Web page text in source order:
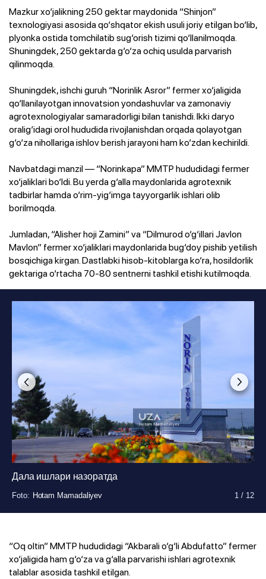
Mazkur xo‘jalikning 250 gektar maydonida “Shinjon”
texnologiyasi asosida qo‘shqator ekish usuli joriy etilgan bo‘lib,
plyonka ostida tomchilatib sug‘orish tizimi qo‘llanilmoqda.
Shuningdek, 250 gektarda g‘o‘za ochiq usulda parvarish
qilinmoqda.
Shuningdek, ishchi guruh “Norinlik Asror” fermer xo‘jaligida
qo‘llanilayotgan innovatsion yondashuvlar va zamonaviy
agrotexnologiyalar samaradorligi bilan tanishdi. Ikki daryo
oralig‘idagi orol hududida rivojlanishdan orqada qolayotgan
g‘o‘za nihollariga ishlov berish jarayoni ham ko‘zdan kechirildi.
Navbatdagi manzil — “Norinkapa” MMTP hududidagi fermer
xo‘jaliklari bo‘ldi. Bu yerda g‘alla maydonlarida agrotexnik
tadbirlar hamda o‘rim-yig‘imga tayyorgarlik ishlari olib
borilmoqda.
Jumladan, “Alisher hoji Zamini” va “Dilmurod o‘g‘illari Javlon
Mavlon” fermer xo‘jaliklari maydonlarida bug‘doy pishib yetilish
bosqichiga kirgan. Dastlabki hisob-kitoblarga ko‘ra, hosildorlik
gektariga o‘rtacha 70-80 sentnerni tashkil etishi kutilmoqda.
Дала ишлари назоратда
Foto: Hotam Mamadaliyev 1 / 12
Foto: Hotam Mamadaliyev 1 / 12
Foto: Hotam Mamadaliyev 1 / 12
Foto: Hotam Mamadaliyev 1 / 12
Foto: Hotam Mamadaliyev 1 / 12
Foto: Hotam Mamadaliyev 1 / 12
Foto: Hotam Mamadaliyev 1 / 12
Foto: Hotam Mamadaliyev 1 / 12
Foto: Hotam Mamadaliyev 1 / 12
Foto: Hotam Mamadaliyev 1 / 12
Foto: Hotam Mamadaliyev 1 / 12
Foto: Hotam Mamadaliyev 1 / 12
“Oq oltin” MMTP hududidagi “Akbarali o‘g‘li Abdufatto” fermer
xo‘jaligida ham g‘o‘za va g‘alla parvarishi ishlari agrotexnik
talablar asosida tashkil etilgan.